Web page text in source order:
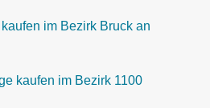
im Bezirk Bruck an
kaufen im Bezirk 1100